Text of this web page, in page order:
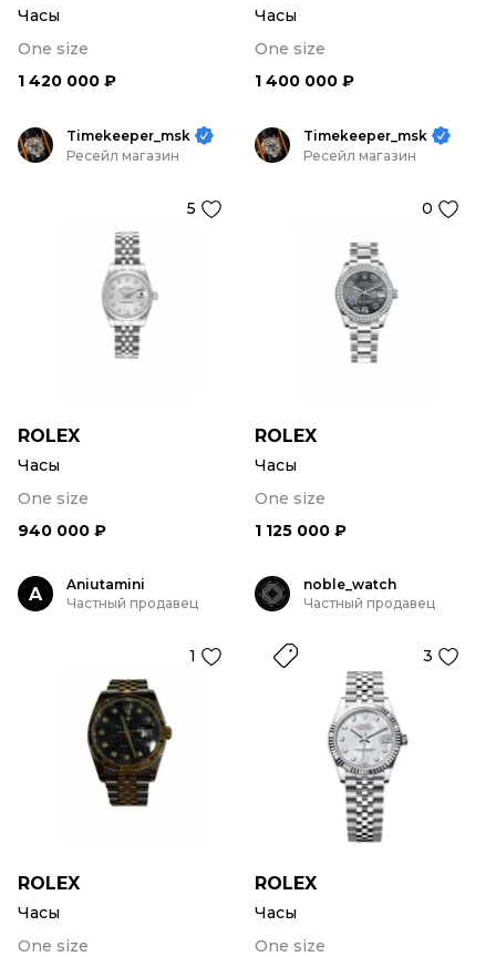
Часы
One size
1 420 000 ₽
Часы
One size
1 400 000 ₽
Timekeeper_msk
Ресейл магазин
5
ROLEX
Часы
One size
940 000 ₽
Timekeeper_msk
Ресейл магазин
0
ROLEX
Часы
One size
1 125 000 ₽
A
Aniutamini
Частный продавец
1
ROLEX
Часы
One size
noble_watch
Частный продавец
3
ROLEX
Часы
One size